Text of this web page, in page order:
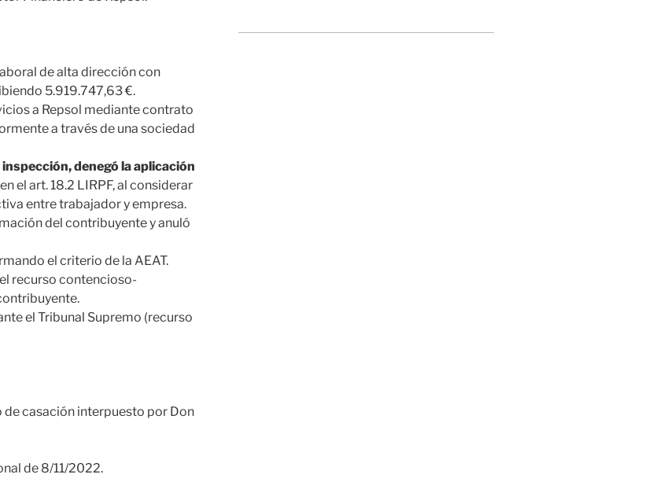
de alta dirección con
5.919.747,63 €.
a Repsol mediante contrato
a través de una sociedad
denegó la aplicación
el art. 18.2 LIRPF, al considerar
entre trabajador y empresa.
del contribuyente y anuló
el criterio de la AEAT.
recurso contencioso-
el Tribunal Supremo (recurso
de casación interpuesto por Don
de 8/11/2022.